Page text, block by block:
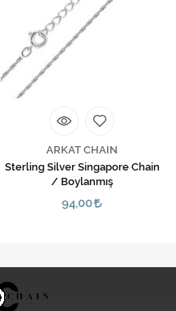
ARKAT CHAIN
Sterling Silver Singapore Chain
/ Boylanmış
94,00